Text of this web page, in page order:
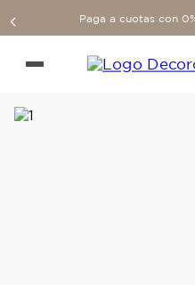
Paga a cuotas con